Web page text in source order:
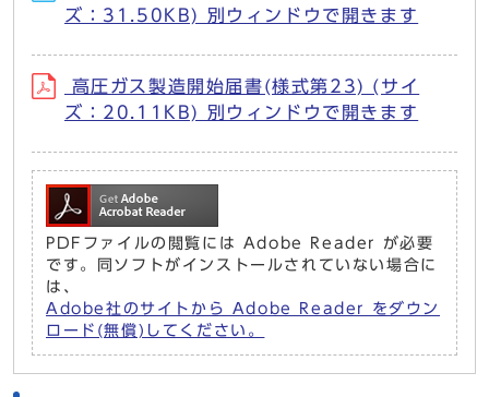
ズ：31.50KB) 別ウィンドウで開きます
高圧ガス製造開始届書(様式第23) (サイ
ズ：20.11KB) 別ウィンドウで開きます
PDFファイルの閲覧には Adobe Reader が必要
です。同ソフトがインストールされていない場合に
は、
Adobe社のサイトから Adobe Reader をダウン
ロード(無償)してください。